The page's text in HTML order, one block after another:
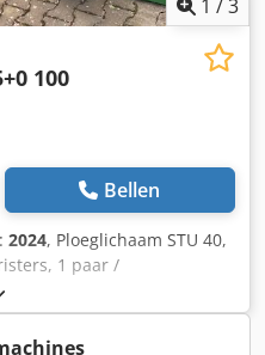
1 /3
100
Bellen
2024, Ploeglichaam STU 40,
1 paar /
80 voor hydraulische
M2, 1 paar /
D 500 gekarteld